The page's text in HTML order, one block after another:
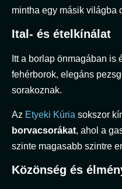
mintha egy másik világba
Ital- és ételkínálat
Itt a borlap önmagában is
fehérborok, elegáns
sorakoznak.
Az Etyeki Kúria sokszor
borvacsorákat, ahol a
szinte magasabb szintre
Közönség és